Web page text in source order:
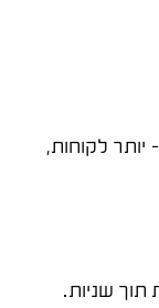
לקוחות,
שניות.